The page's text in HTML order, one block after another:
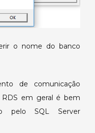
o nome do banco
de comunicação
em geral é bem
pelo SQL Server